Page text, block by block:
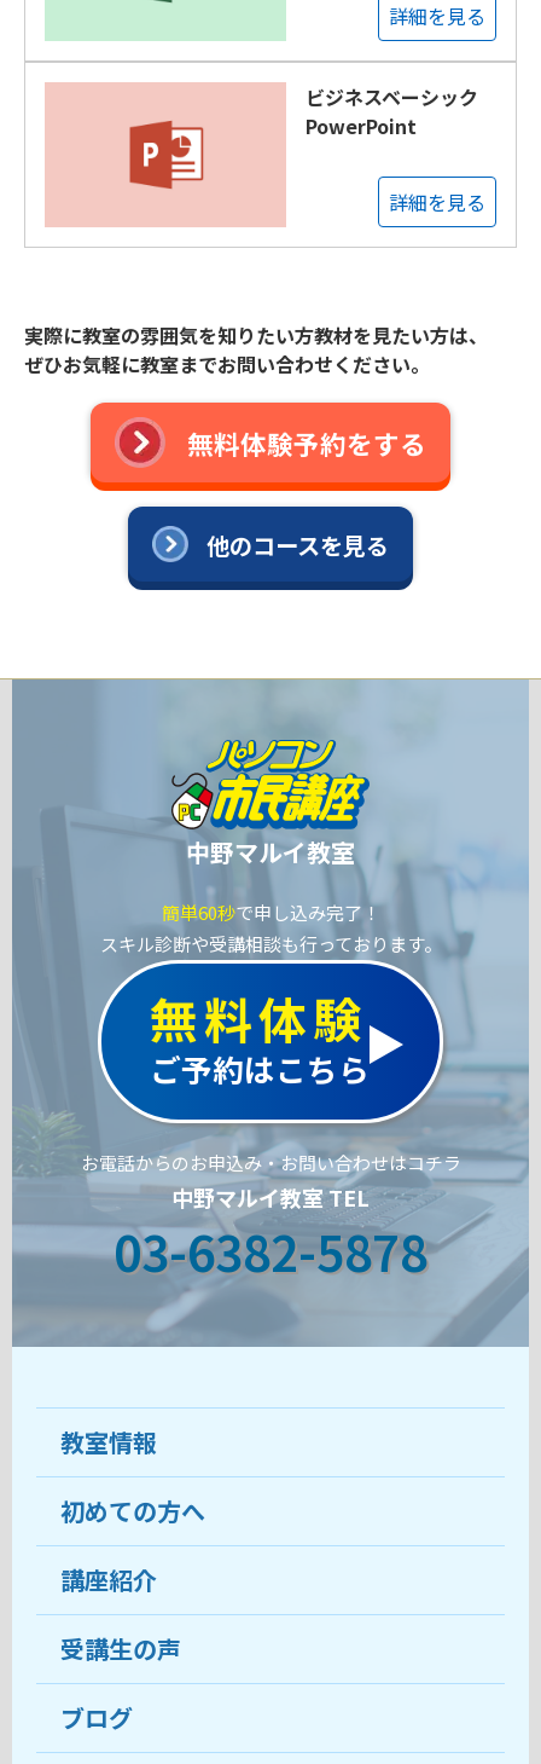
詳細を見る
ビジネスベーシック
PowerPoint
詳細を見る
実際に教室の雰囲気を知りたい方教材を見たい方は、
ぜひお気軽に教室までお問い合わせください。
無料体験予約をする
他のコースを見る
中野マルイ教室
簡単60秒で申し込み完了！
スキル診断や受講相談も行っております。
無料体験
ご予約はこちら
お電話からのお申込み・お問い合わせはコチラ
中野マルイ教室 TEL
03-6382-5878
教室情報
教室について
受講生の声
おすすめ・人気の講座
目的から講座を探す
初めての方へ
ココがおすすめ
料金
受講までの流れ
講座紹介
受講生の声
ブログ